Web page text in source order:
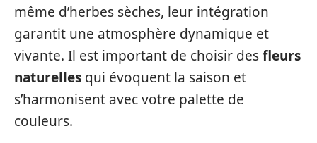
même d’herbes sèches, leur intégration
garantit une atmosphère dynamique et
vivante. Il est important de choisir desfleurs
naturelles qui évoquent la saison et
s’harmonisent avec votre palette de
couleurs.